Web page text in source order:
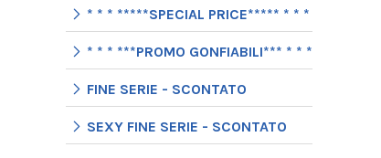
* * * *****SPECIAL PRICE***** * * *
* * * ***PROMO GONFIABILI*** * * *
FINE SERIE - SCONTATO
SEXY FINE SERIE - SCONTATO